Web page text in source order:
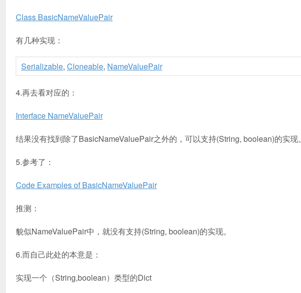
Class BasicNameValuePair
有几种实现：
Serializable, Cloneable, NameValuePair
4.再去看对应的：
Interface NameValuePair
结果没有找到除了BasicNameValuePair之外的，可以支持(String, boolean)的实现。
5.参考了：
Code Examples of BasicNameValuePair
推测：
貌似NameValuePair中，就没有支持(String, boolean)的实现。
6.而自己此处的本意是：
实现一个（String,boolean）类型的Dict